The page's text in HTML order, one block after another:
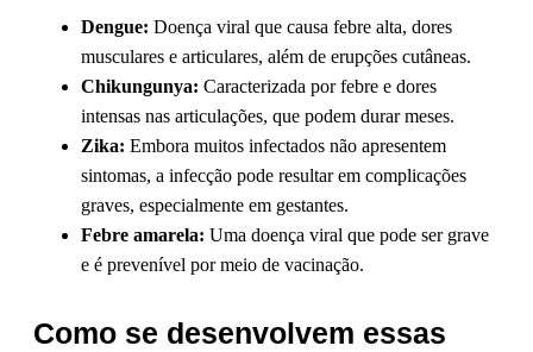
Dengue: Doença viral que causa febre alta, dores
musculares e articulares, além de erupções cutâneas.
Chikungunya: Caracterizada por febre e dores
intensas nas articulações, que podem durar meses.
Zika: Embora muitos infectados não apresentem
sintomas, a infecção pode resultar em complicações
graves, especialmente em gestantes.
Febre amarela: Uma doença viral que pode ser grave
e é prevenível por meio de vacinação.
Como se desenvolvem essas